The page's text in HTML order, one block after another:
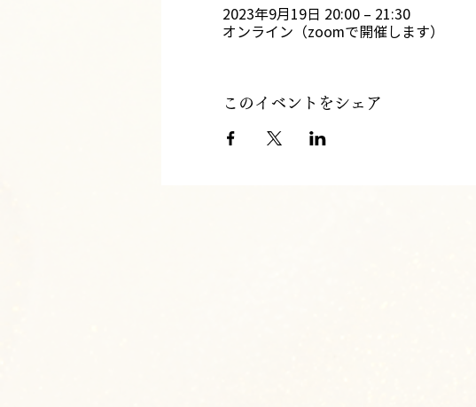
2023年9月19日 20:00 – 21:30
オンライン（zoomで開催します）
このイベントをシェア